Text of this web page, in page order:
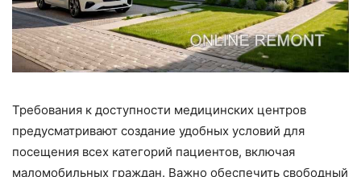
Требования к доступности медицинских центров
предусматривают создание удобных условий для
посещения всех категорий пациентов, включая
маломобильных граждан. Важно обеспечить свободный